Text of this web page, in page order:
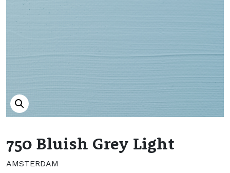
750 Bluish Grey Light
AMSTERDAM